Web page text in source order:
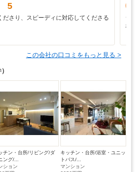
5
ださり、スピーディに対応してくださる
シ
な
この会社の口コミをもっと見る >
チン・台所/リビング/ダ
ング/...
ション
キッチン・台所/浴室・ユニッ
トバス/...
マンション